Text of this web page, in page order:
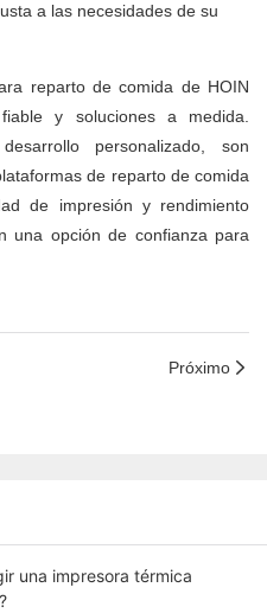
a las necesidades de su
reparto de comida de HOIN
y soluciones a medida.
personalizado, son
de reparto de comida
de impresión y rendimiento
una opción de confianza para
Próximo
una impresora térmica